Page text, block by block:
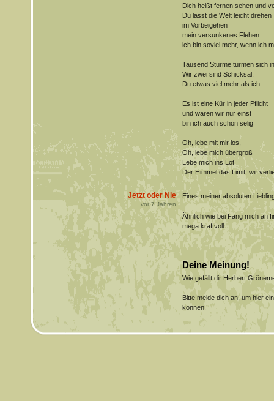
Dich heißt fernen sehen und
Du lässt die Welt leicht drehen
im Vorbeigehen
mein versunkenes Flehen
ich bin soviel mehr, wenn ich
Tausend Stürme türmen sich
Wir zwei sind Schicksal,
Du etwas viel mehr als ich
Es ist eine Kür in jeder Pflicht
und waren wir nur einst
bin ich auch schon selig
Oh, lebe mit mir los,
Oh, lebe mich übergroß
Lebe mich ins Lot
Der Himmel das Limit, wir
Jetzt oder Nie
vor7Jahren
Eines meiner absoluten
Ähnlich wie bei Fang mich an
mega kraftvoll.
Deine Meinung!
Wie gefällt dir Herbert
Bitte melde dich an, um hier
können.